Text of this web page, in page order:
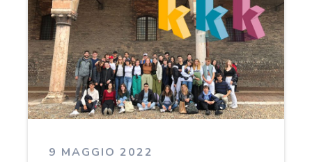
9 MAGGIO 2022